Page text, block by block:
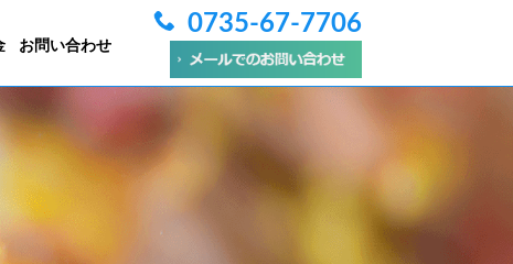
お問い合わせ
0735-67-7706